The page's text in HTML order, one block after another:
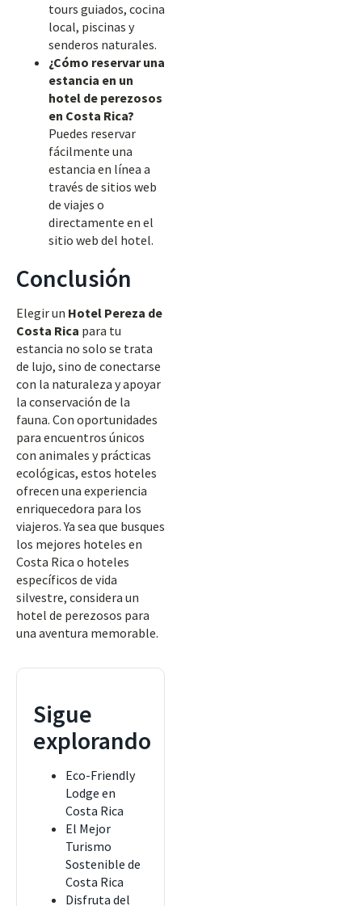
tours guiados, cocina
local, piscinas y
senderos naturales.
¿Cómo reservar una
estancia en un
hotel de perezosos
en Costa Rica?
Puedes reservar
fácilmente una
estancia en línea a
través de sitios web
de viajes o
directamente en el
sitio web del hotel.
Conclusión
Elegir un Hotel Pereza de
Costa Rica para tu
estancia no solo se trata
de lujo, sino de conectarse
con la naturaleza y apoyar
la conservación de la
fauna. Con oportunidades
para encuentros únicos
con animales y prácticas
ecológicas, estos hoteles
ofrecen una experiencia
enriquecedora para los
viajeros. Ya sea que busques
los mejores hoteles en
Costa Rica o hoteles
específicos de vida
silvestre, considera un
hotel de perezosos para
una aventura memorable.
Sigue
explorando
Eco-Friendly
Lodge en
Costa Rica
El Mejor
Turismo
Sostenible de
Costa Rica
Disfruta del